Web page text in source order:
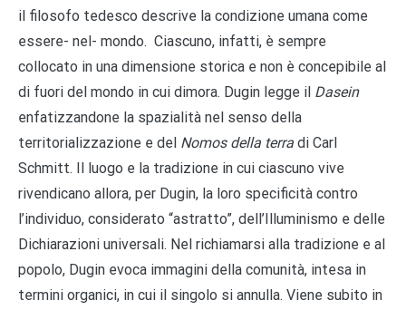
il filosofo tedesco descrive la condizione umana come
essere- nel- mondo. Ciascuno, infatti, è sempre
collocato in una dimensione storica e non è concepibile al
di fuori del mondo in cui dimora. Dugin legge il Dasein
enfatizzandone la spazialità nel senso della
territorializzazione e del Nomos della terra di Carl
Schmitt. Il luogo e la tradizione in cui ciascuno vive
rivendicano allora, per Dugin, la loro specificità contro
l’individuo, considerato “astratto”, dell’Illuminismo e delle
Dichiarazioni universali. Nel richiamarsi alla tradizione e al
popolo, Dugin evoca immagini della comunità, intesa in
termini organici, in cui il singolo si annulla. Viene subito in